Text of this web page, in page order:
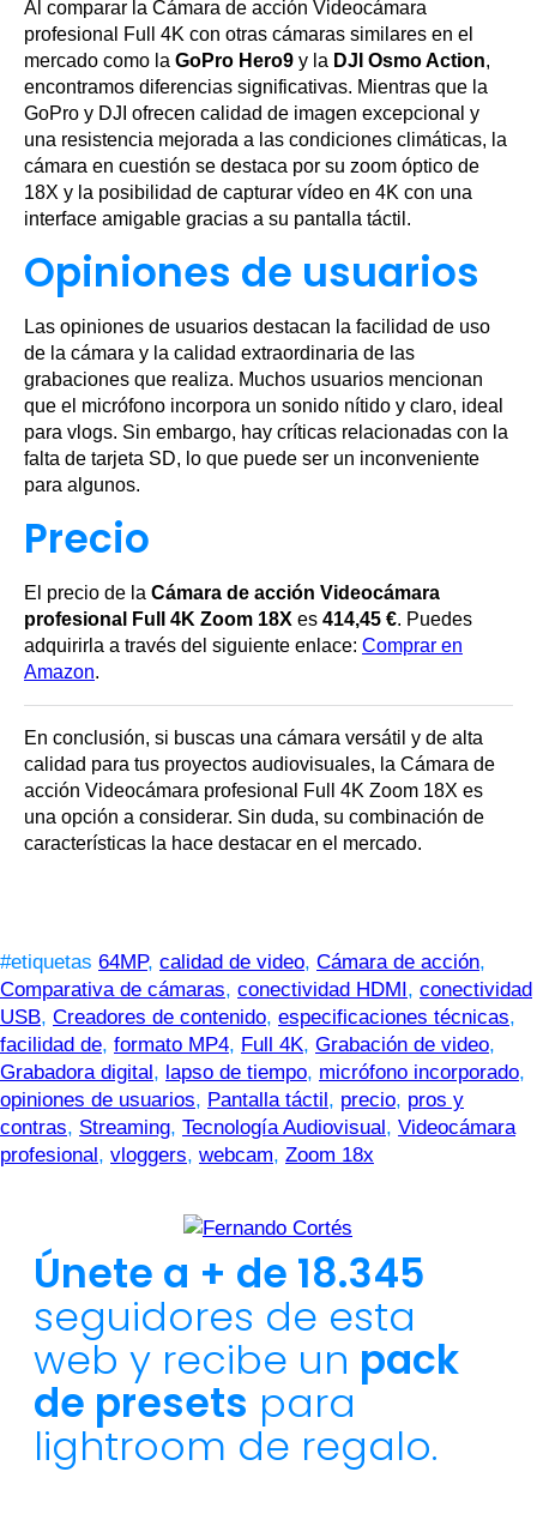
Al comparar la Cámara de acción Videocámara
profesional Full 4K con otras cámaras similares en el
mercado como la GoPro Hero9 y la DJI Osmo Action,
encontramos diferencias significativas. Mientras que la
GoPro y DJI ofrecen calidad de imagen excepcional y
una resistencia mejorada a las condiciones climáticas, la
cámara en cuestión se destaca por su zoom óptico de
18X y la posibilidad de capturar vídeo en 4K con una
interface amigable gracias a su pantalla táctil.
Opiniones de usuarios
Las opiniones de usuarios destacan la facilidad de uso
de la cámara y la calidad extraordinaria de las
grabaciones que realiza. Muchos usuarios mencionan
que el micrófono incorpora un sonido nítido y claro, ideal
para vlogs. Sin embargo, hay críticas relacionadas con la
falta de tarjeta SD, lo que puede ser un inconveniente
para algunos.
Precio
El precio de la Cámara de acción Videocámara
profesional Full 4K Zoom 18X es 414,45 €. Puedes
adquirirla a través del siguiente enlace: Comprar en
Amazon.
En conclusión, si buscas una cámara versátil y de alta
calidad para tus proyectos audiovisuales, la Cámara de
acción Videocámara profesional Full 4K Zoom 18X es
una opción a considerar. Sin duda, su combinación de
características la hace destacar en el mercado.
#etiquetas 64MP, calidad de video, Cámara de acción,
Comparativa de cámaras, conectividad HDMI , conectividad
USB, Creadores de contenido, especificaciones técnicas,
facilidad de, formato MP4, Full 4K, Grabación de video,
Grabadora digital , lapso de tiempo, micrófono incorporado,
opiniones de usuarios, Pantalla táctil , precio, pros y
contras, Streaming, Tecnología Audiovisual , Videocámara
profesional , vloggers, webcam, Zoom 18x
Únete a + de 18.345
seguidores de esta
web y recibe un pack
de presets para
lightroom de regalo.